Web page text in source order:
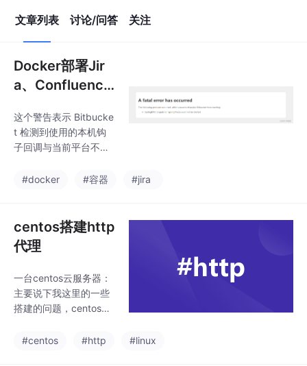
文章列表 讨论/问答 关注
Docker部署Jir
a、Confluenc
Bamboo、Cro
wd，Atlassian
这个警告表示 Bitbucke
t 检测到使用的本机钩
子回调与当前平台不兼
Bitbucket 将使用 perl
个原因。所以尝试把镜
像版本降低到6.10.17，
居然就可以了。所以说
题！Bitbucket7.21.20
所支持的linux内核。查
看所安装镜像的系统配
行版本，再敲入。然而
#docker #容器 #jira
centos搭建http
代理
一台centos云服务器：
主要说下我这里的一些
搭建的问题，centos的
高，不然可能设置不成
#centos #http #linux